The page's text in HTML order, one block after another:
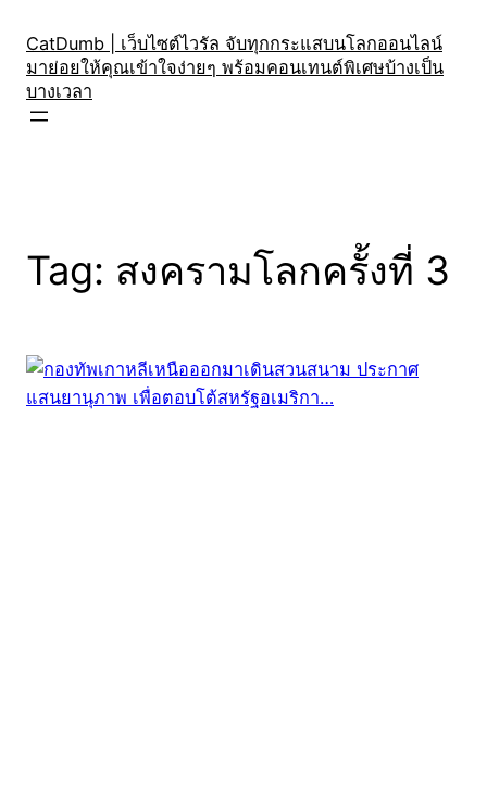
content
CatDumb | เว็บไซต์ไวรัล จับทุกกระแสบนโลกออนไลน์
มาย่อยให้คุณเข้าใจง่ายๆ พร้อมคอนเทนต์พิเศษบ้างเป็น
บางเวลา
Tag: สงครามโลกครั้งที่ 3